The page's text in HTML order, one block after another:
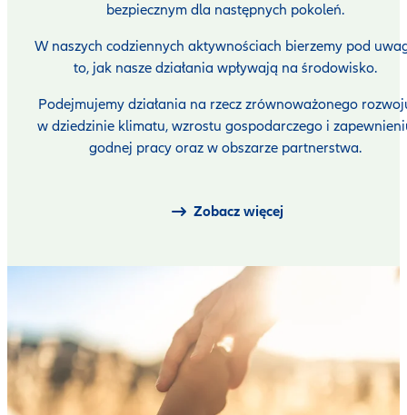
bezpiecznym dla następnych pokoleń.
W naszych codziennych aktywnościach bierzemy pod
to, jak nasze działania wpływają na środowisko.
Podejmujemy działania na rzecz zrównoważonego
w dziedzinie klimatu, wzrostu gospodarczego i
godnej pracy oraz w obszarze partnerstwa.
Zobacz więcej